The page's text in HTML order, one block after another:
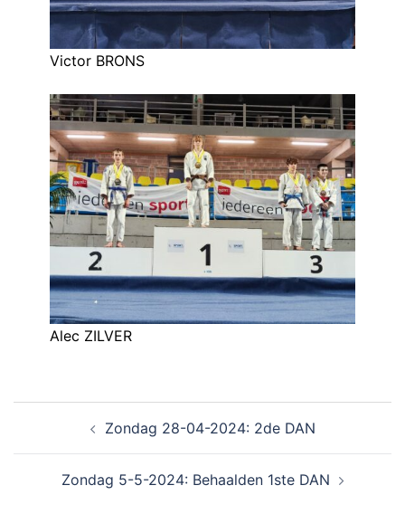
Victor BRONS
Alec ZILVER
Zondag 28-04-2024: 2de DAN
Zondag 5-5-2024: Behaalden 1ste DAN